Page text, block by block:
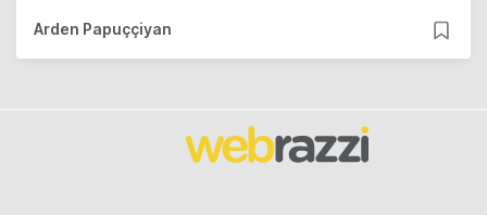
Arden Papuççiyan